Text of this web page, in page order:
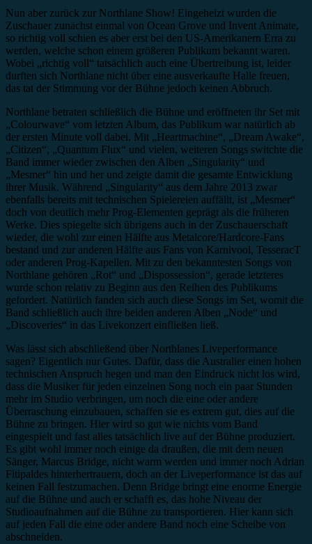
Nun aber zurück zur Northlane Show! Eingeheizt wurden die
Zuschauer zunächst einmal von Ocean Grove und Invent Animate,
so richtig voll schien es aber erst bei den US-Amerikanern Erra zu
werden, welche schon einem größeren Publikum bekannt waren.
Wobei „richtig voll“ tatsächlich auch eine Übertreibung ist, leider
durften sich Northlane nicht über eine ausverkaufte Halle freuen,
das tat der Stimmung vor der Bühne jedoch keinen Abbruch.
Northlane betraten schließlich die Bühne und eröffneten ihr Set mit
„Colourwave“ vom letzten Album, das Publikum war natürlich ab
der ersten Minute voll dabei. Mit „Heartmachine“, „Dream Awake“,
„Citizen“, „Quantum Flux“ und vielen, weiteren Songs switchte die
Band immer wieder zwischen den Alben „Singularity“ und
„Mesmer“ hin und her und zeigte damit die gesamte Entwicklung
ihrer Musik. Während „Singularity“ aus dem Jahre 2013 zwar
ebenfalls bereits mit technischen Spielereien auffällt, ist „Mesmer“
doch von deutlich mehr Prog-Elementen geprägt als die früheren
Werke. Dies spiegelte sich übrigens auch in der Zuschauerschaft
wieder, die wohl zur einen Hälfte aus Metalcore/Hardcore-Fans
bestand und zur anderen Hälfte aus Fans von Karnivool, TesseracT
oder anderen Prog-Kapellen. Mit zu den bekanntesten Songs von
Northlane gehören „Rot“ und „Dispossession“, gerade letzteres
wurde schon relativ zu Beginn aus den Reihen des Publikums
gefordert. Natürlich fanden sich auch diese Songs im Set, womit die
Band schließlich auch ihre beiden anderen Alben „Node“ und
„Discoveries“ in das Livekonzert einfließen ließ.
Was lässt sich abschließend über Northlanes Liveperformance
sagen? Eigentlich nur Gutes. Dafür, dass die Australier einen hohen
technischen Anspruch hegen und man den Eindruck nicht los wird,
dass die Musiker für jeden einzelnen Song noch ein paar Stunden
mehr im Studio verbringen, um noch die eine oder andere
Überraschung einzubauen, schaffen sie es extrem gut, dies auf die
Bühne zu bringen. Hier wird so gut wie nichts vom Band
eingespielt und fast alles tatsächlich live auf der Bühne produziert.
Es gibt wohl immer noch einige da draußen, die mit dem neuen
Sänger, Marcus Bridge, nicht warm werden und immer noch Adrian
Fitipaldes hinterhertrauern, doch an der Liveperformance ist das auf
keinen Fall festzumachen. Denn Bridge bringt eine enorme Energie
auf die Bühne und auch er schafft es, das hohe Niveau der
Studioaufnahmen auf die Bühne zu transportieren. Hier kann sich
auf jeden Fall die eine oder andere Band noch eine Scheibe von
abschneiden.